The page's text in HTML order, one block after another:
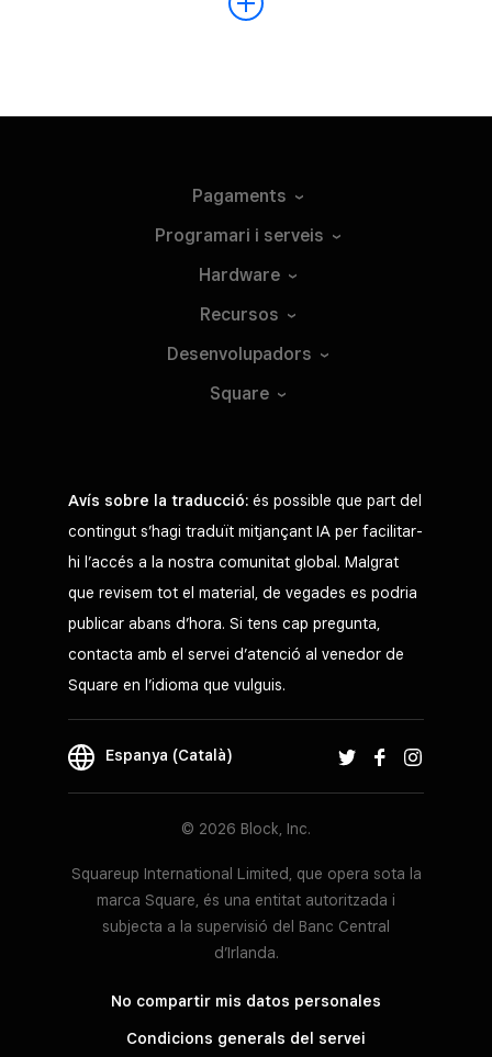
Pagaments
Programari i serveis
Hardware
Recursos
Desenvolupadors
Square
Avís sobre la traducció: és possible que part del
contingut s’hagi traduït mitjançant IA per facilitar-
hi l’accés a la nostra comunitat global. Malgrat
que revisem tot el material, de vegades es podria
publicar abans d’hora. Si tens cap pregunta,
contacta amb el servei d’atenció al venedor de
Square en l’idioma que vulguis.
Espanya (Català)
© 2026 Block, Inc.
Squareup International Limited, que opera sota la
marca Square, és una entitat autoritzada i
subjecta a la supervisió del Banc Central
d’Irlanda.
No compartir mis datos personales
Condicions generals del servei